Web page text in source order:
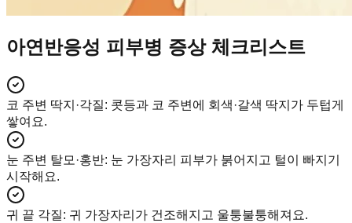
아연반응성 피부병 증상 체크리스트
코 주변 딱지·각질: 콧등과 코 주변에 회색·갈색 딱지가 두텁게
쌓여요.
눈 주변 탈모·홍반: 눈 가장자리 피부가 붉어지고 털이 빠지기
시작해요.
귀 끝 각질: 귀 가장자리가 건조해지고 울퉁불퉁해져요.